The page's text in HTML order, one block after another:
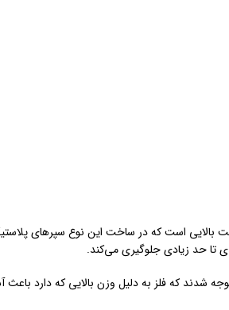
است که در ساخت‌ این نوع سپرهای
تا حد زیادی جلوگیری می‌کند.
شدند که فلز به دلیل وزن بالایی که دارد